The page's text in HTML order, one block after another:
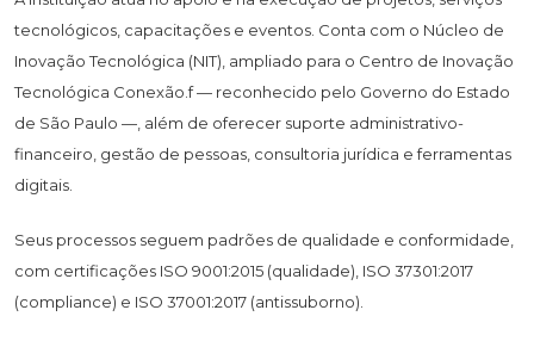
tecnológicos, capacitações e eventos. Conta com o Núcleo de
Inovação Tecnológica (NIT), ampliado para o Centro de Inovação
Tecnológica Conexão.f — reconhecido pelo Governo do Estado
de São Paulo —, além de oferecer suporte administrativo-
financeiro, gestão de pessoas, consultoria jurídica e ferramentas
digitais.
Seus processos seguem padrões de qualidade e conformidade,
com certificações ISO 9001:2015 (qualidade), ISO 37301:2017
(compliance) e ISO 37001:2017 (antissuborno).